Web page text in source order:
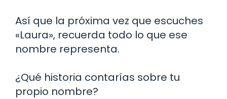
Así que la próxima vez que escuches
«Laura», recuerda todo lo que ese
nombre representa.
¿Qué historia contarías sobre tu
propio nombre?